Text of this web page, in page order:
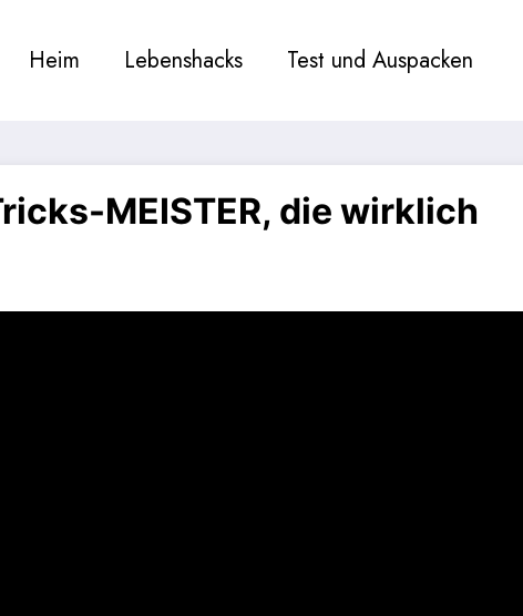
Heim Lebenshacks Test und Auspacken
MEISTER, die wirklich